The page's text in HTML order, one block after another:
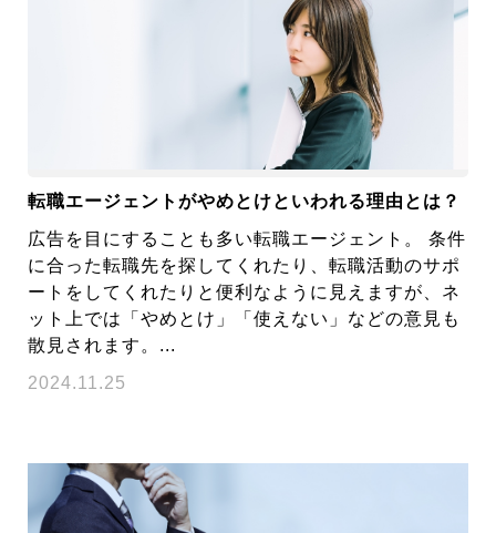
転職エージェントがやめとけといわれる理由とは？
広告を目にすることも多い転職エージェント。 条件
に合った転職先を探してくれたり、転職活動のサポ
ートをしてくれたりと便利なように見えますが、ネ
ット上では「やめとけ」「使えない」などの意見も
散見されます。...
2024.11.25